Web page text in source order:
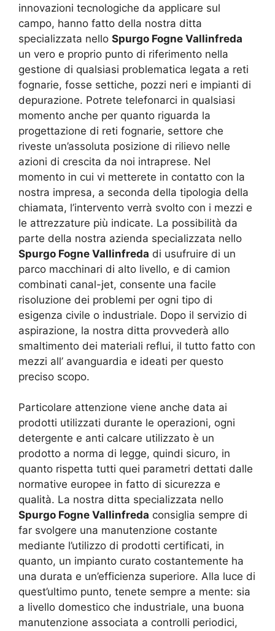
innovazioni tecnologiche da applicare sul
campo, hanno fatto della nostra ditta
specializzata nello Spurgo Fogne Vallinfreda
un vero e proprio punto di riferimento nella
gestione di qualsiasi problematica legata a reti
fognarie, fosse settiche, pozzi neri e impianti di
depurazione. Potrete telefonarci in qualsiasi
momento anche per quanto riguarda la
progettazione di reti fognarie, settore che
riveste un’assoluta posizione di rilievo nelle
azioni di crescita da noi intraprese. Nel
momento in cui vi metterete in contatto con la
nostra impresa, a seconda della tipologia della
chiamata, l’intervento verrà svolto con i mezzi e
le attrezzature più indicate. La possibilità da
parte della nostra azienda specializzata nello
Spurgo Fogne Vallinfreda di usufruire di un
parco macchinari di alto livello, e di camion
combinati canal-jet, consente una facile
risoluzione dei problemi per ogni tipo di
esigenza civile o industriale. Dopo il servizio di
aspirazione, la nostra ditta provvederà allo
smaltimento dei materiali reflui, il tutto fatto con
mezzi all’ avanguardia e ideati per questo
preciso scopo.
Particolare attenzione viene anche data ai
prodotti utilizzati durante le operazioni, ogni
detergente e anti calcare utilizzato è un
prodotto a norma di legge, quindi sicuro, in
quanto rispetta tutti quei parametri dettati dalle
normative europee in fatto di sicurezza e
qualità. La nostra ditta specializzata nello
Spurgo Fogne Vallinfreda consiglia sempre di
far svolgere una manutenzione costante
mediante l’utilizzo di prodotti certificati, in
quanto, un impianto curato costantemente ha
una durata e un’efficienza superiore. Alla luce di
quest’ultimo punto, tenete sempre a mente: sia
a livello domestico che industriale, una buona
manutenzione associata a controlli periodici,